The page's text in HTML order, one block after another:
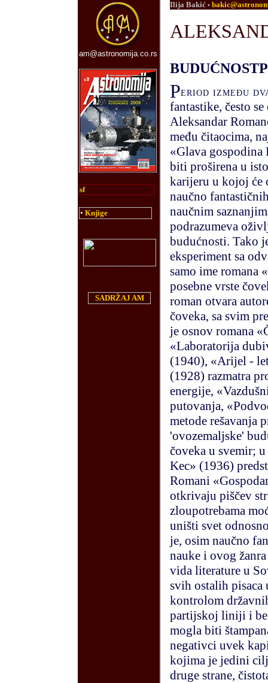
am@astronomija.co.rs
sf
• Knjige
SADRŽAJ AM
Ilija Bakić •
Period između
fantastike, često
Aleksandar
među čitaocima,
«Glava
biti proširena u
karijeru u kojoj će
naučno
naučnim
podrazumeva
budućnosti. Tako
eksperiment sa
samo ime romana
posebne vrste
roman otvara
čoveka, sa svim
je osnov romana
«Laboratorija
(1940), «Arijel -
(1928) razmatra
energije,
putovanja,
metode rešavanja
'ovozemaljske'
čoveka u svemir;
Kec» (1936)
Romani
otkrivaju piščev
zloupotrebama
uništi svet
je, osim naučno
nauke i ovog
vida literature u
svih ostalih pisaca
kontrolom
partijskoj liniji i
mogla biti
negativci uvek
kojima je jedini
druge strane,